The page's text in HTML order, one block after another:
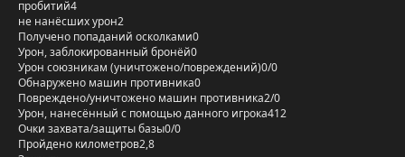
пробитий4
не нанёсших урон2
Получено попаданий осколками0
Урон, заблокированный бронёй0
Урон союзникам (уничтожено/повреждений)0/0
Обнаружено машин противника0
Повреждено/уничтожено машин противника2/0
Урон, нанесённый с помощью данного игрока412
Очки захвата/защиты базы0/0
Пройдено километров2,8